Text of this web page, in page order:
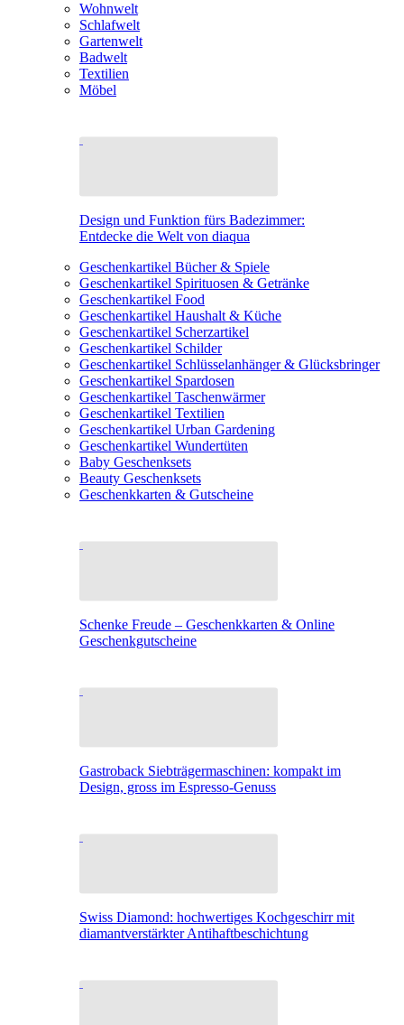
Wohnwelt
Schlafwelt
Gartenwelt
Badwelt
Textilien
Möbel
Design und Funktion fürs Badezimmer:
Entdecke die Welt von diaqua
Geschenkartikel Bücher & Spiele
Geschenkartikel Spirituosen & Getränke
Geschenkartikel Food
Geschenkartikel Haushalt & Küche
Geschenkartikel Scherzartikel
Geschenkartikel Schilder
Geschenkartikel Schlüsselanhänger & Glücksbringer
Geschenkartikel Spardosen
Geschenkartikel Taschenwärmer
Geschenkartikel Textilien
Geschenkartikel Urban Gardening
Geschenkartikel Wundertüten
Baby Geschenksets
Beauty Geschenksets
Geschenkkarten & Gutscheine
Schenke Freude – Geschenkkarten & Online
Geschenkgutscheine
Gastroback Siebträgermaschinen: kompakt im
Design, gross im Espresso-Genuss
Swiss Diamond: hochwertiges Kochgeschirr mit
diamantverstärkter Antihaftbeschichtung